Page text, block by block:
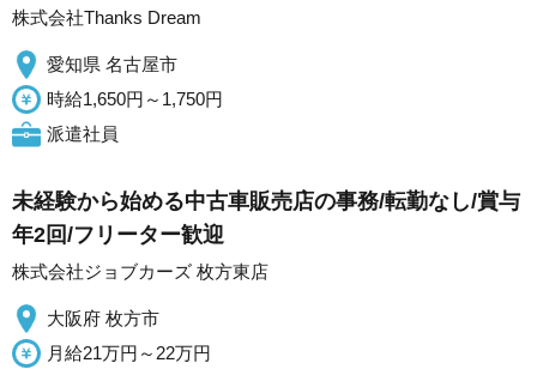
株式会社Thanks Dream
愛知県 名古屋市
時給1,650円～1,750円
派遣社員
未経験から始める中古車販売店の事務/転勤なし/賞与
年2回/フリーター歓迎
株式会社ジョブカーズ 枚方東店
大阪府 枚方市
月給21万円～22万円